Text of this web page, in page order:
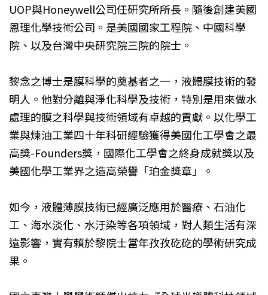
UOP與Honeywell公司任研究所所長。隨後創建美國
恩理化學技術公司。是美國國家工程院、中國科學
院、以及台灣中央研究院三院的院士。
黎念之博士是膜科學的奠基者之一，液體膜技術的發
明人。他對分離與淨化科學及技術，特別是用來做水
處理的膜之科學與技術領域有卓越的貢獻。以化學工
業與煉油工業四十年科研經驗獲得美國化工學會之最
高獎-Founders獎，國際化工學會之終身成就獎以及
美國化學工業界之造高榮譽「珀金獎章」。
如今，液體薄膜技術已經廣泛應用於醫療、石油化
工、海水淡化、水汙染等各項領域，對人類生活有深
遠影響，實有賴於黎院士當年孜孜矻矻的學術研究成
果。